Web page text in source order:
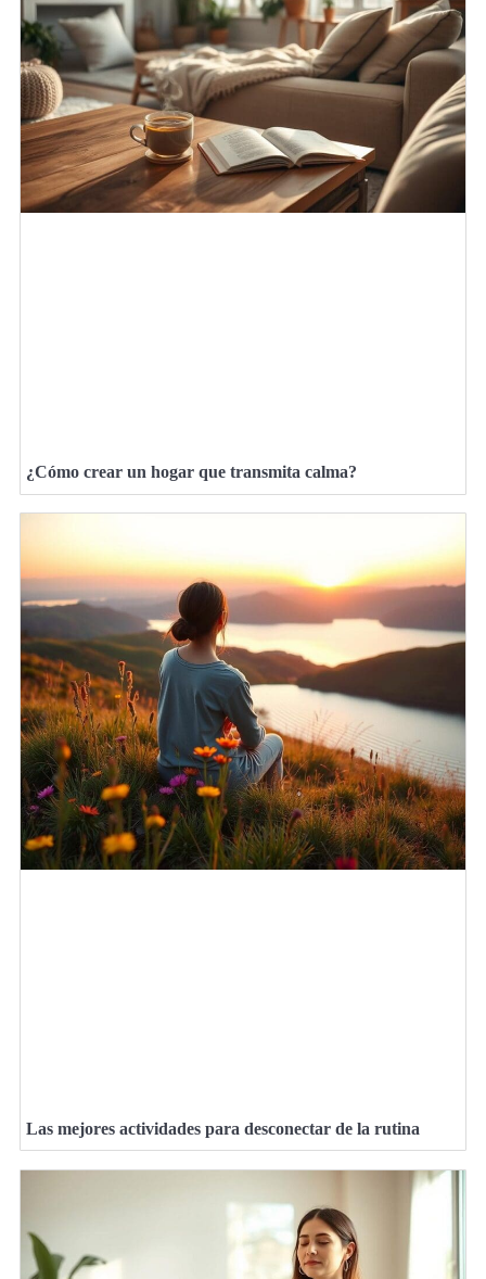
¿Cómo crear un hogar que transmita calma?
Las mejores actividades para desconectar de la rutina